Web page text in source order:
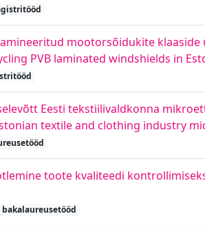
mootorsõidukite
PVB laminated windshields in
Eesti tekstiilivaldkonna
textile and clothing industry
toote kvaliteedi
bakalaureusetööd